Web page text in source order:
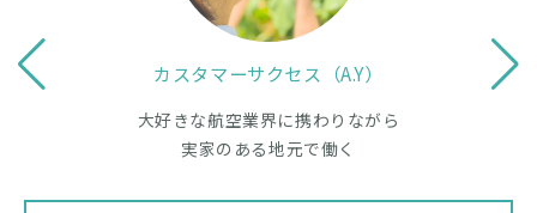
カスタマーサクセス（A.Y）
大好きな航空業界に携わりながら
実家のある地元で働く